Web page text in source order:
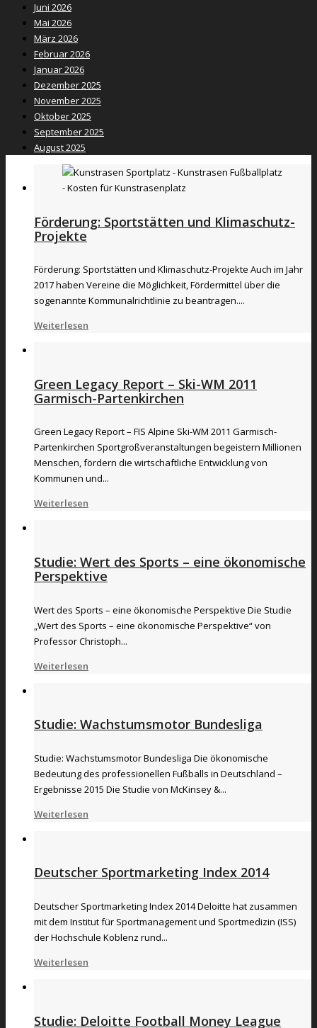
Juni 2026
Mai 2026
März 2026
Februar 2026
Januar 2026
Dezember 2025
November 2025
Oktober 2025
September 2025
August 2025
Förderung: Sportstätten und Klimaschutz-
Projekte
Förderung: Sportstätten und Klimaschutz-Projekte Auch im Jahr
2017 haben Vereine die Möglichkeit, Fördermittel über die
sogenannte Kommunalrichtlinie zu beantragen....
Weiterlesen
Green Legacy Report – Ski-WM 2011
Garmisch-Partenkirchen
Green Legacy Report – FIS Alpine Ski-WM 2011 Garmisch-
Partenkirchen Sportgroßveranstaltungen begeistern Millionen
Menschen, fördern die wirtschaftliche Entwicklung von
Kommunen und...
Weiterlesen
Studie: Wert des Sports – eine ökonomische
Perspektive
Wert des Sports – eine ökonomische Perspektive Die Studie
„Wert des Sports – eine ökonomische Perspektive“ von
Professor Christoph...
Weiterlesen
Studie: Wachstumsmotor Bundesliga
Studie: Wachstumsmotor Bundesliga Die ökonomische
Bedeutung des professionellen Fußballs in Deutschland –
Ergebnisse 2015 Die Studie von McKinsey &...
Weiterlesen
Deutscher Sportmarketing Index 2014
Deutscher Sportmarketing Index 2014 Deloitte hat zusammen
mit dem Institut für Sportmanagement und Sportmedizin (ISS)
der Hochschule Koblenz rund...
Weiterlesen
Studie: Deloitte Football Money League